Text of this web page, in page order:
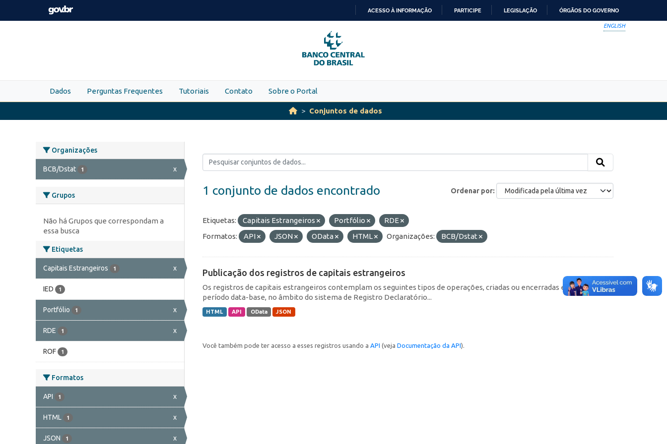
Skip to main content
PARA
O
CONTEÚDO
ACESSO À INFORMAÇÃO PARTICIPE LEGISLAÇÃO ÓRGÃOS DO GOVERNO
ENGLISH
Dados Perguntas Frequentes Tutoriais Contato Sobre o Portal
Conjuntos de dados
Organizações
BCB/Dstat 1 x
Grupos
Não há Grupos que correspondam a
essa busca
Etiquetas
Capitais Estrangeiros 1 x
IED 1
Portfólio 1 x
RDE 1 x
ROF 1
Formatos
API 1 x
HTML 1 x
JSON 1 x
Ordenar por
1 conjunto de dados encontrado
Etiquetas: Capitais Estrangeiros Portfólio
RDE
Formatos:
API JSON OData HTML Organizações: BCB/Dstat
Publicação dos registros de capitais estrangeiros
Os registros de capitais estrangeiros contemplam os seguintes tipos de operações, criadas ou encerradas em cada
período data-base, no âmbito do sistema de Registro Declaratório...
HTML API OData JSON
Você também pode ter acesso a esses registros usando a API (veja Documentação da API).